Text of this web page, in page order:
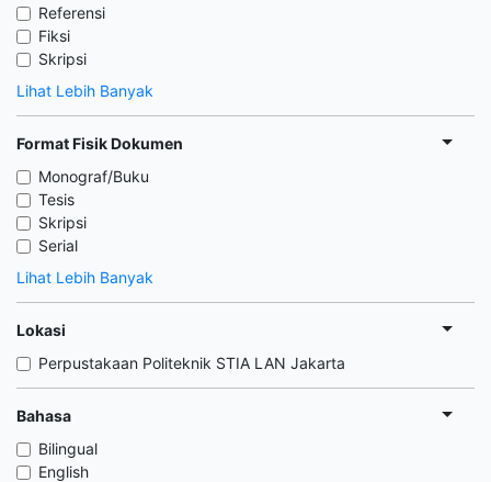
Referensi
Fiksi
Skripsi
Lihat Lebih Banyak
Format Fisik Dokumen
Monograf/Buku
Tesis
Skripsi
Serial
Lihat Lebih Banyak
Lokasi
Perpustakaan Politeknik STIA LAN Jakarta
Bahasa
Bilingual
English